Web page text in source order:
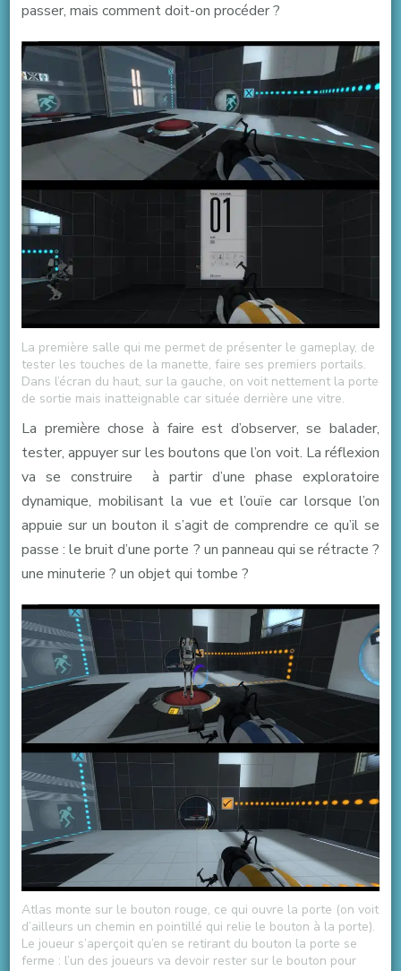
passer, mais comment doit-on procéder ?
La première salle qui me permet de présenter le gameplay, de
tester les touches de la manette, faire ses premiers portails.
Dans l’écran du haut, sur la gauche, on voit nettement la porte
de sortie mais inatteignable car située derrière une vitre.
La première chose à faire est d’observer, se balader,
tester, appuyer sur les boutons que l’on voit. La réflexion
va se construire à partir d’une phase exploratoire
dynamique, mobilisant la vue et l’ouïe car lorsque l’on
appuie sur un bouton il s’agit de comprendre ce qu’il se
passe : le bruit d’une porte ? un panneau qui se rétracte ?
une minuterie ? un objet qui tombe ?
Atlas monte sur le bouton rouge, ce qui ouvre la porte (on voit
d’ailleurs un chemin en pointillé qui relie le bouton à la porte).
Le joueur s’aperçoit qu’en se retirant du bouton la porte se
ferme : l’un des joueurs va devoir rester sur le bouton pour